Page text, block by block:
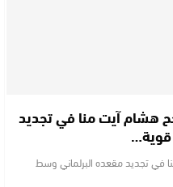
هشام آيت منا في تجديد
في تجديد مقعده البرلماني وسط